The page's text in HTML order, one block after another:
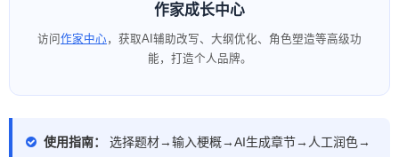
作家成长中心
访问作家中心 ，获取AI辅助改写、大纲优化、角色塑造等高级功
能，打造个人品牌。
使用指南：
选择题材→输入梗概→AI生成章节→人工润色→